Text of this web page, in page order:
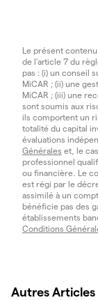
Le présent
de l'article 7 du
pas : (i) un conseil
MiCAR ; (ii) une
MiCAR ; (iii) une
sont soumis aux
ils comportent un
totalité du capital
évaluations
Générales et, le
professionnel
ou financière. Le
est régi par le
assimilé à un
bénéficie pas des
établissements
Conditions
Autres Articles